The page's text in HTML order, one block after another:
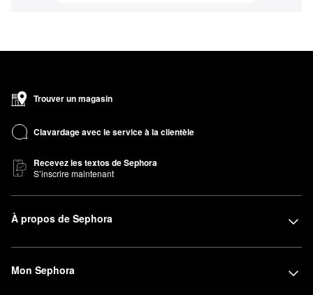
Trouver un magasin
Clavardage avec le service à la clientèle
Recevez les textos de Sephora
S’inscrire maintenant
À propos de Sephora
Mon Sephora